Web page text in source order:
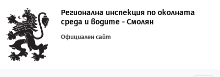
Регионална инспекция по околната
среда и водите - Смолян
Официален сайт